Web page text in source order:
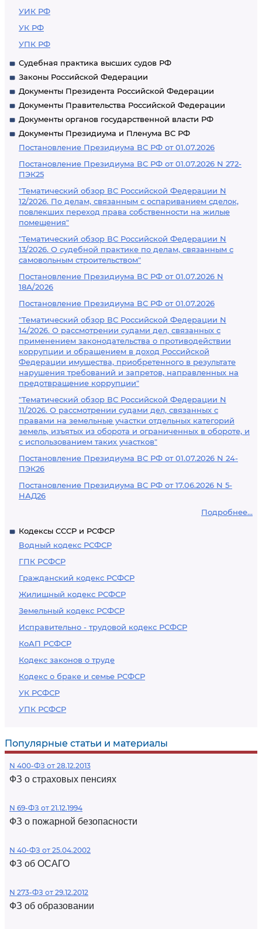
УИК РФ
УК РФ
УПК РФ
Судебная практика высших судов РФ
Законы Российской Федерации
Документы Президента Российской Федерации
Документы Правительства Российской Федерации
Документы органов государственной власти РФ
Документы Президиума и Пленума ВС РФ
Постановление Президиума ВС РФ от 01.07.2026
Постановление Президиума ВС РФ от 01.07.2026 N 272-
ПЭК25
"Тематический обзор ВС Российской Федерации N
12/2026. По делам, связанным с оспариванием сделок,
повлекших переход права собственности на жилые
помещения"
"Тематический обзор ВС Российской Федерации N
13/2026. О судебной практике по делам, связанным с
самовольным строительством"
Постановление Президиума ВС РФ от 01.07.2026 N
18А/2026
Постановление Президиума ВС РФ от 01.07.2026
"Тематический обзор ВС Российской Федерации N
14/2026. О рассмотрении судами дел, связанных с
применением законодательства о противодействии
коррупции и обращением в доход Российской
Федерации имущества, приобретенного в результате
нарушения требований и запретов, направленных на
предотвращение коррупции"
"Тематический обзор ВС Российской Федерации N
11/2026. О рассмотрении судами дел, связанных с
правами на земельные участки отдельных категорий
земель, изъятых из оборота и ограниченных в обороте, и
с использованием таких участков"
Постановление Президиума ВС РФ от 01.07.2026 N 24-
ПЭК26
Постановление Президиума ВС РФ от 17.06.2026 N 5-
НАД26
Подробнее...
Кодексы СССР и РСФСР
Водный кодекс РСФСР
ГПК РСФСР
Гражданский кодекс РСФСР
Жилищный кодекс РСФСР
Земельный кодекс РСФСР
Исправительно - трудовой кодекс РСФСР
КоАП РСФСР
Кодекс законов о труде
Кодекс о браке и семье РСФСР
УК РСФСР
УПК РСФСР
Популярные статьи и материалы
N 400-ФЗ от 28.12.2013
ФЗ о страховых пенсиях
N 69-ФЗ от 21.12.1994
ФЗ о пожарной безопасности
N 40-ФЗ от 25.04.2002
ФЗ об ОСАГО
N 273-ФЗ от 29.12.2012
ФЗ об образовании